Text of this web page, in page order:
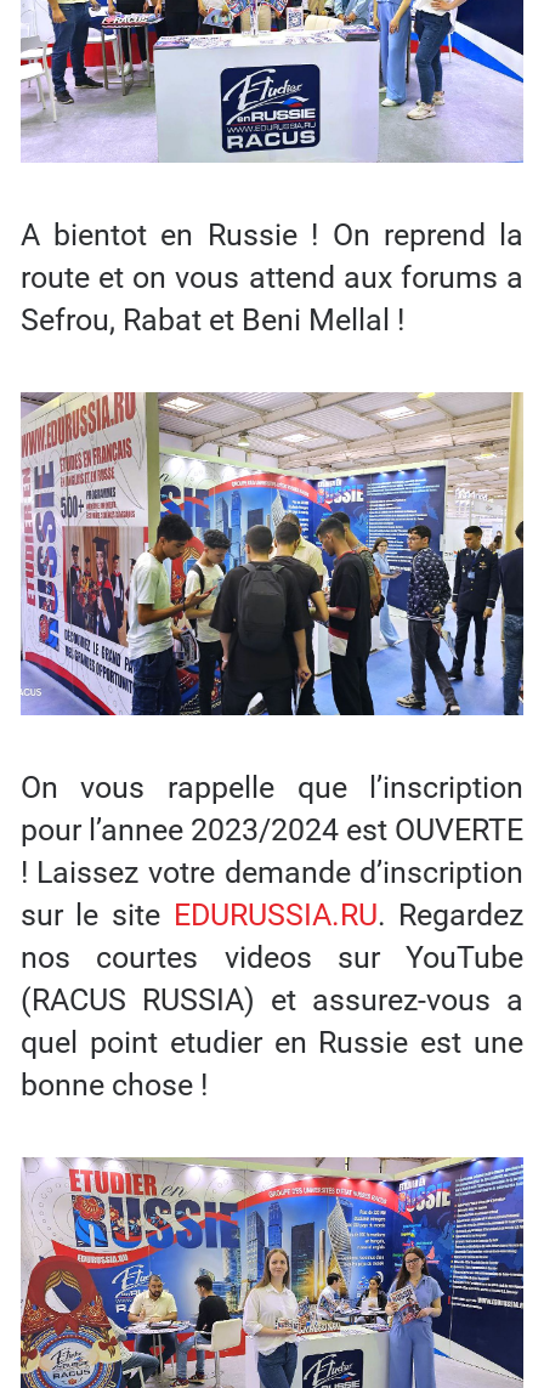
A bientot en Russie ! On reprend la
route et on vous attend aux forums a
Sefrou, Rabat et Beni Mellal !
On vous rappelle que l’inscription
pour l’annee 2023/2024 est OUVERTE
! Laissez votre demande d’inscription
sur le site EDURUSSIA.RU. Regardez
nos courtes videos sur YouTube
(RACUS RUSSIA) et assurez-vous a
quel point etudier en Russie est une
bonne chose !